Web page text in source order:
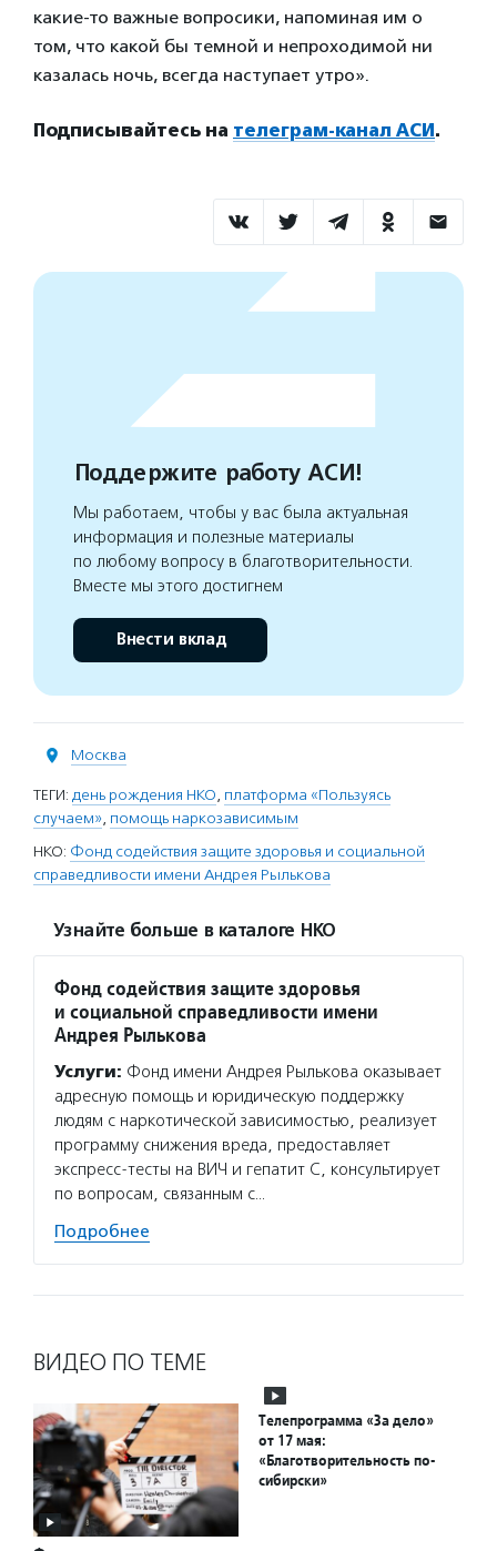
какие-то важные вопросики, напоминая им о
том, что какой бы темной и непроходимой ни
казалась ночь, всегда наступает утро».
Подписывайтесь на телеграм-канал АСИ.
Поддержите работу АСИ!
Мы работаем, чтобы у вас была актуальная
информация и полезные материалы
по любому вопросу в благотворительности.
Вместе мы этого достигнем
Внести вклад
Москва
ТЕГИ: день рождения НКО, платформа «Пользуясь
случаем», помощь наркозависимым
НКО: Фонд содействия защите здоровья и социальной
справедливости имени Андрея Рылькова
Узнайте больше в каталоге НКО
Фонд содействия защите здоровья
и социальной справедливости имени
Андрея Рылькова
Услуги: Фонд имени Андрея Рылькова оказывает
адресную помощь и юридическую поддержку
людям с наркотической зависимостью, реализует
программу снижения вреда, предоставляет
экспресс-тесты на ВИЧ и гепатит С, консультирует
по вопросам, связанным с…
Подробнее
ВИДЕО ПО ТЕМЕ
Телепрограмма «За дело»
от 17 мая:
«Благотворительность по-
сибирски»